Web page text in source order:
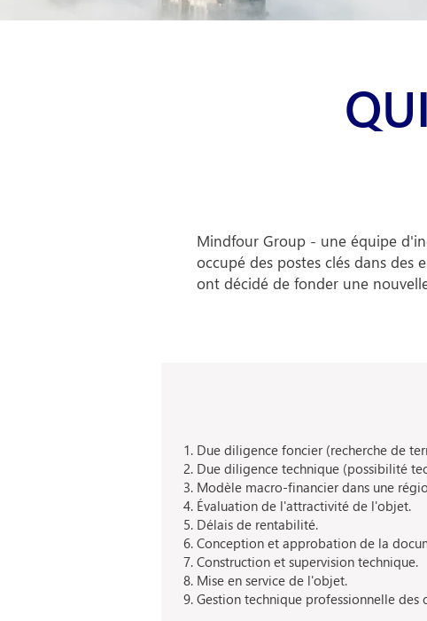
Mindfour Group - une équipe
occupé des postes clés dans
ont décidé de fonder une
Due diligence foncier (recherche de
Due diligence technique (possibilité
Modèle macro-financier dans une
Évaluation de l'attractivité de l'objet.
Délais de rentabilité.
Conception et approbation de la
Construction et supervision technique.
Mise en service de l'objet.
Gestion technique professionnelle des